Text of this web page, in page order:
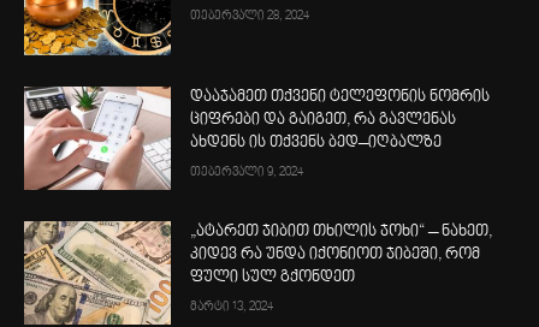
თებერვალი 28, 2024
დააჯამეთ თქვენი ტელეფონის ნომრის
ციფრები და გაიგეთ, რა გავლენას
ახდენს ის თქვენს ბედ–იღბალზე
თებერვალი 9, 2024
„ატარეთ ჯიბით თხილის ჯოხი“ – ნახეთ,
კიდევ რა უნდა იქონიოთ ჯიბეში, რომ
ფული სულ გქონდეთ
მარტი 13, 2024